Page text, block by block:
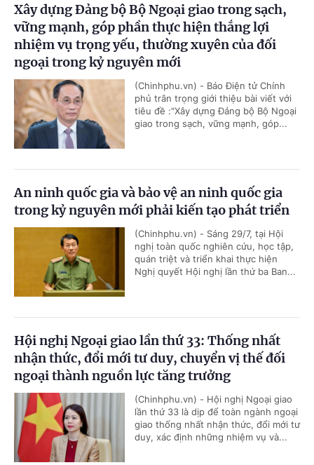
Xây dựng Đảng bộ Bộ Ngoại giao trong sạch,
vững mạnh, góp phần thực hiện thắng lợi
nhiệm vụ trọng yếu, thường xuyên của đối
ngoại trong kỷ nguyên mới
(Chinhphu.vn) - Báo Điện tử Chính
phủ trân trọng giới thiệu bài viết với
tiêu đề :"Xây dựng Đảng bộ Bộ Ngoại
giao trong sạch, vững mạnh, góp...
An ninh quốc gia và bảo vệ an ninh quốc gia
trong kỷ nguyên mới phải kiến tạo phát triển
(Chinhphu.vn) - Sáng 29/7, tại Hội
nghị toàn quốc nghiên cứu, học tập,
quán triệt và triển khai thực hiện
Nghị quyết Hội nghị lần thứ ba Ban...
Hội nghị Ngoại giao lần thứ 33: Thống nhất
nhận thức, đổi mới tư duy, chuyển vị thế đối
ngoại thành nguồn lực tăng trưởng
(Chinhphu.vn) - Hội nghị Ngoại giao
lần thứ 33 là dịp để toàn ngành ngoại
giao thống nhất nhận thức, đổi mới tư
duy, xác định những nhiệm vụ và...